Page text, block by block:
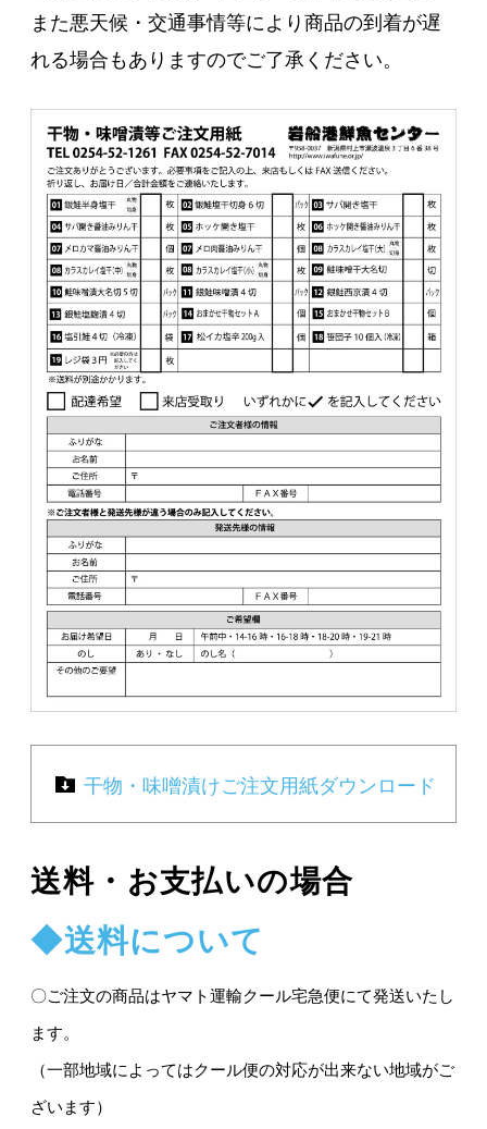
また悪天候・交通事情等により商品の到着が遅
れる場合もありますのでご了承ください。
干物・味噌漬けご注文用紙ダウンロード
送料・お支払いの場合
◆送料について
〇ご注文の商品はヤマト運輸クール宅急便にて発送いたし
ます。
（一部地域によってはクール便の対応が出来ない地域がご
ざいます）